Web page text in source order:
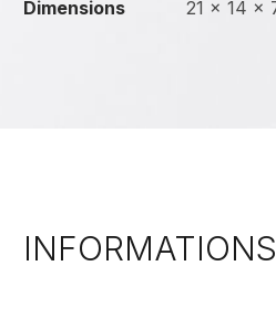
Dimensions
21 × 14 ×